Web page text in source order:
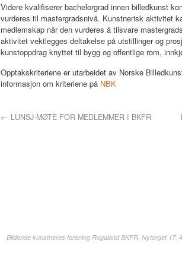
Videre kvalifiserer bachelorgrad innen billedkunst
vurderes til mastergradsnivå. Kunstnerisk aktivitet
medlemskap når den vurderes å tilsvare
aktivitet vektlegges deltakelse på utstillinger og
kunstoppdrag knyttet til bygg og offentlige rom,
Opptakskriteriene er utarbeidet av Norske
informasjon om kriteriene på NBK
← LUNSJ-MØTE FOR MEDLEMMER I BKFR
Bildende kunstneres forening Rogaland BKFR, Nytorget 17,